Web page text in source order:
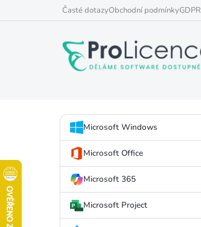
na
Časté dotazyObchodní podmínkyGDPR
P
r
a
Přeskočit
kategorie
Microsoft Windows
Microsoft Office
Microsoft 365
Microsoft Project